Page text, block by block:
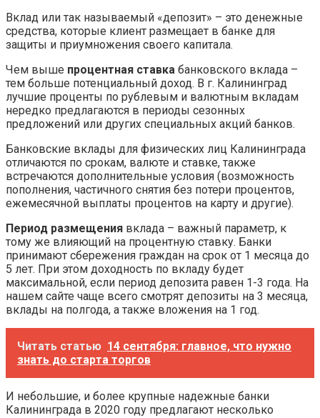
Вклад или так называемый «депозит» – это денежные
средства, которые клиент размещает в банке для
защиты и приумножения своего капитала.
Чем выше процентная ставка банковского вклада –
тем больше потенциальный доход. В г. Калининград
лучшие проценты по рублевым и валютным вкладам
нередко предлагаются в периоды сезонных
предложений или других специальных акций банков.
Банковские вклады для физических лиц Калининграда
отличаются по срокам, валюте и ставке, также
встречаются дополнительные условия (возможность
пополнения, частичного снятия без потери процентов,
ежемесячной выплаты процентов на карту и другие).
Период размещения вклада – важный параметр, к
тому же влияющий на процентную ставку. Банки
принимают сбережения граждан на срок от 1 месяца до
5 лет. При этом доходность по вкладу будет
максимальной, если период депозита равен 1-3 года. На
нашем сайте чаще всего смотрят депозиты на 3 месяца,
вклады на полгода, а также вложения на 1 год.
Читать статью 14 сентября: главное, что нужно
знать до старта торгов
И небольшие, и более крупные надежные банки
Калининграда в 2020 году предлагают несколько